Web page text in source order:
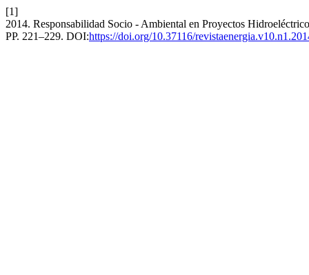
[1]
2014. Responsabilidad Socio - Ambiental en Proyectos
PP. 221–229. DOI:https://doi.org/10.37116/